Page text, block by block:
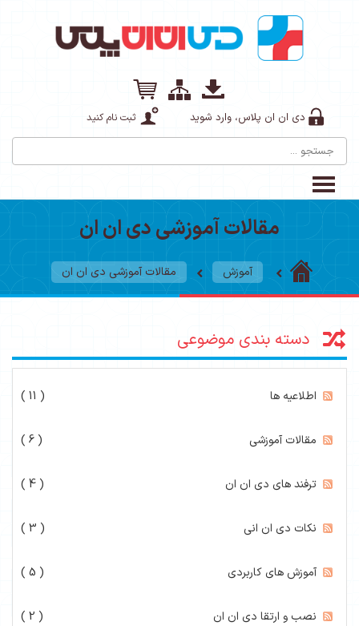
دی ان ان پلاس، وارد شوید ثبت نام کنید
مقالات آموزشی دی ان ان
آموزش مقالات آموزشی دی ان ان
دسته بندی موضوعی
اطلاعیه ها ( 11 )
مقالات آموزشی ( 6 )
ترفند های دی ان ان ( 4 )
نکات دی ان انی ( 3 )
آموزش های کاربردی ( 5 )
نصب و ارتقا دی ان ان ( 2 )